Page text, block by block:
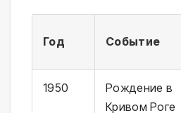
Год Событие
1950
Рождение в
Кривом Роге